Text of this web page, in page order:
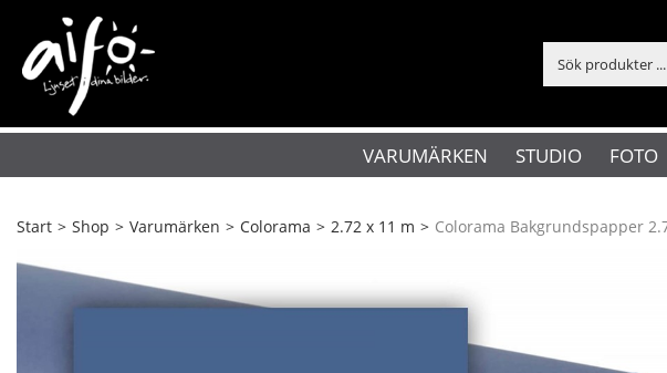
VARUMÄRKEN STUDIO FOTO
Start > Shop > Varumärken > Colorama > 2.72 x 11 m > Colorama Bakgrundspapper